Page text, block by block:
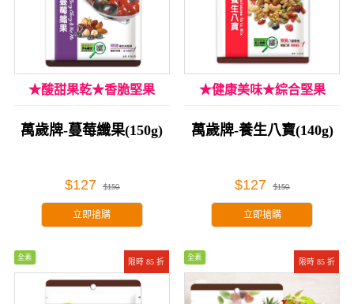
★酸甜果乾★香脆堅果
萬歲牌-蔓莓纖果(150g)
$127 $150
立即搶購
★健康美味★綜合堅果
萬歲牌-養生八寶(140g)
$127 $150
立即搶購
限時 85 折
全素
限時 85 折
全素